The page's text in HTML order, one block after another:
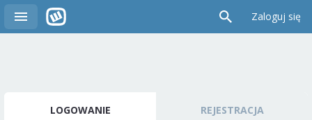
Zaloguj się
LOGOWANIE REJESTRACJA